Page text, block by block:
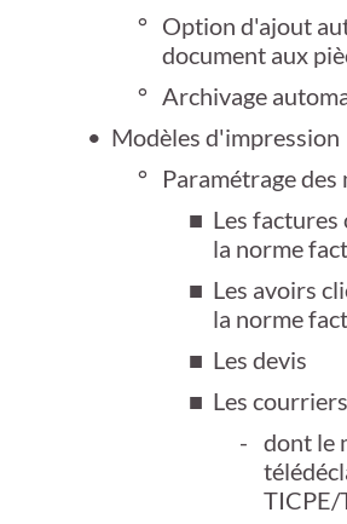
Option d'ajout
document aux
Archivage
Modèles d'impression
Paramétrage des
Les factures
la norme
Les avoirs
la norme
Les devis
Les
dont le
TICPE/